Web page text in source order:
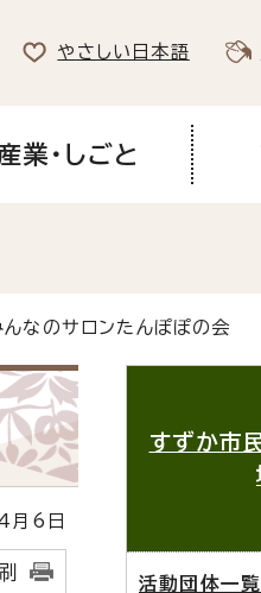
やさしい日本語
業・しごと
なのサロンたんぽぽの会
6日
すずか市
活動団体一覧